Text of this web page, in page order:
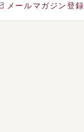
メールマガジン登録